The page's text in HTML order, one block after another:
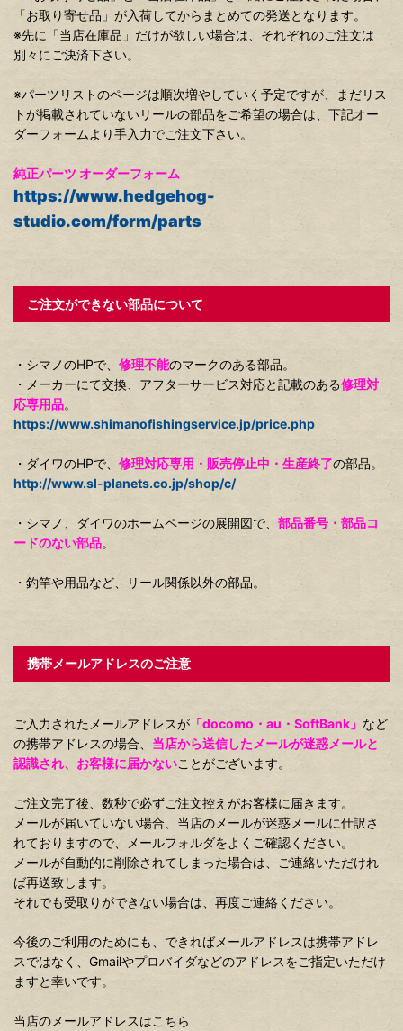
「お取り寄せ品」が入荷してからまとめての発送となります。
※先に「当店在庫品」だけが欲しい場合は、それぞれのご注文は
別々にご決済下さい。
※パーツリストのページは順次増やしていく予定ですが、まだリス
トが掲載されていないリールの部品をご希望の場合は、下記オー
ダーフォームより手入力でご注文下さい。
純正パーツ オーダーフォーム
https://www.hedgehog-
studio.com/form/parts
ご注文ができない部品について
・シマノのHPで、 修理不能のマークのある部品。
・メーカーにて交換、アフターサービス対応と記載のある修理対
応専用品。
https://www.shimanofishingservice.jp/price.php
・ダイワのHPで、 修理対応専用・販売停止中・生産終了の部品。
http://www.sl-planets.co.jp/shop/c/
・シマノ、ダイワのホームページの展開図で、 部品番号・部品コ
ードのない部品。
・釣竿や用品など、リール関係以外の部品。
携帯メールアドレスのご注意
ご入力されたメールアドレスが 「docomo・au・SoftBank」 など
の携帯アドレスの場合、 当店から送信したメールが迷惑メールと
認識され、お客様に届かないことがございます。
ご注文完了後、数秒で必ずご注文控えがお客様に届きます。
メールが届いていない場合、当店のメールが迷惑メールに仕訳さ
れておりますので、メールフォルダをよくご確認ください。
メールが自動的に削除されてしまった場合は、ご連絡いただけれ
ば再送致します。
それでも受取りができない場合は、再度ご連絡ください。
今後のご利用のためにも、できればメールアドレスは携帯アドレ
スではなく、Gmailやプロバイダなどのアドレスをご指定いただけ
ますと幸いです。
当店のメールアドレスはこちら